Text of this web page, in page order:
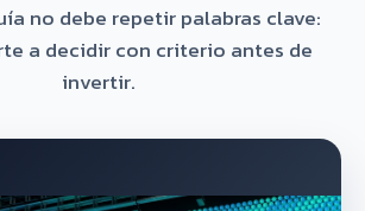
no debe repetir palabras clave:
a decidir con criterio antes de
invertir.